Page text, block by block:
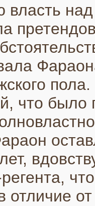
власть
что было
отличие